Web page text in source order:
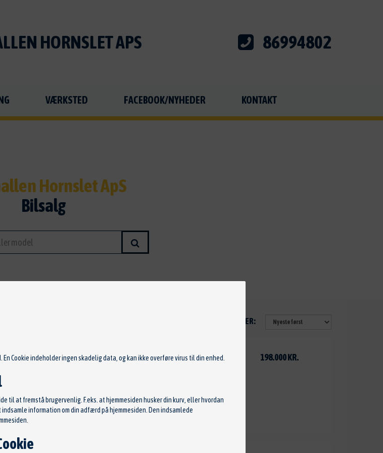
HORNSLET APS 86994802
VÆRKSTED FACEBOOK/NYHEDER KONTAKT
Hornslet ApS
Bilsalg
SORTER:
VOLVO V40 D2 198.000 KR.
Årgang 2012
Kilometer 66000
Cookie indeholder ingen skadelig data, og kan ikke overføre virus til din enhed.
til at fremstå brugervenlig. F.eks. at hjemmesiden husker din kurv, eller hvordan
information om din adfærd på hjemmesiden. Den indsamlede